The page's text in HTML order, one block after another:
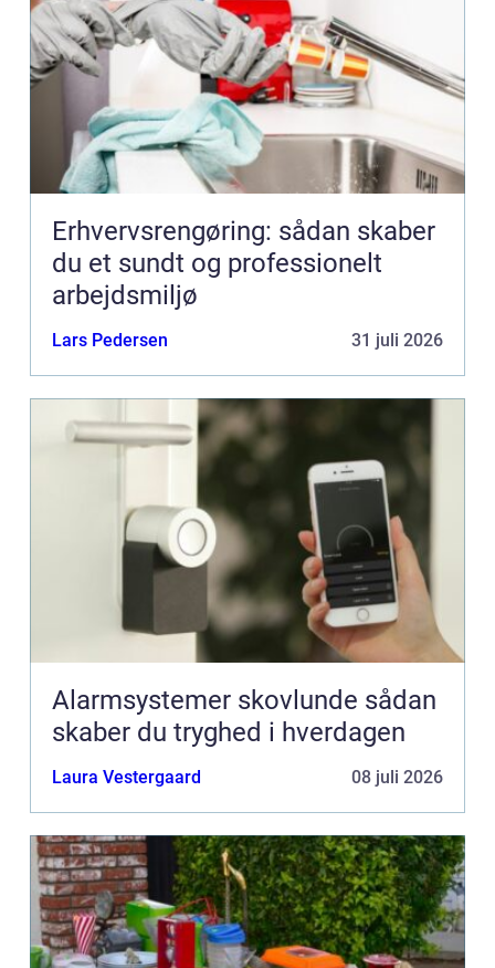
Erhvervsrengøring: sådan skaber
du et sundt og professionelt
arbejdsmiljø
Lars Pedersen 31 juli 2026
Alarmsystemer skovlunde sådan
skaber du tryghed i hverdagen
Laura Vestergaard 08 juli 2026